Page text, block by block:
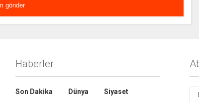
Haberler
Son Dakika Dünya Siyaset